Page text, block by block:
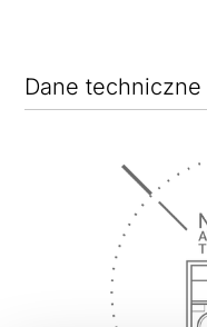
Dane techniczne